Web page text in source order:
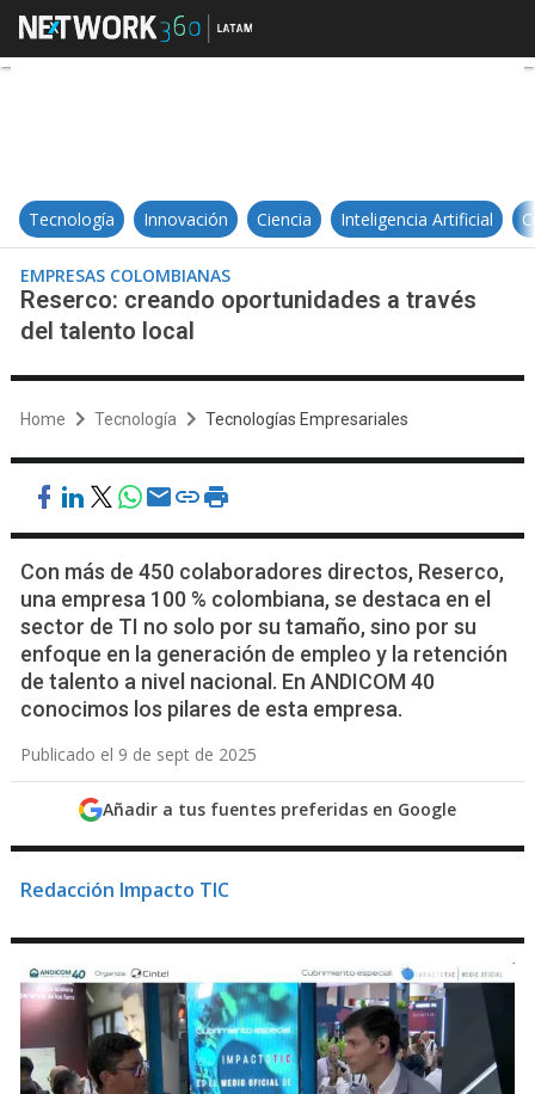
Reserco: creando oportunidades
Tecnología Innovación Ciencia Inteligencia Artificial
EMPRESAS COLOMBIANAS
Reserco: creando oportunidades a través
del talento local
Home Tecnología Tecnologías Empresariales
Con más de 450 colaboradores directos, Reserco,
una empresa 100 % colombiana, se destaca en el
sector de TI no solo por su tamaño, sino por su
enfoque en la generación de empleo y la retención
de talento a nivel nacional. En ANDICOM 40
conocimos los pilares de esta empresa.
Publicado el 9 de sept de 2025
Añadir a tus fuentes preferidas en Google
Redacción Impacto TIC